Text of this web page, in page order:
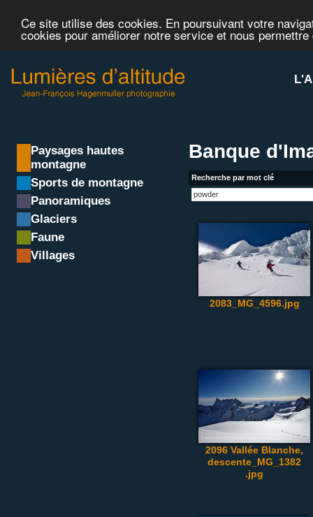
Ce site utilise des cookies. En poursuivant votre
cookies pour améliorer notre service et nous
Paysages hautes
montagne
Sports de montagne
Panoramiques
Glaciers
Faune
Villages
Banque
Recherche par mot clé
2083_MG_4596.jpg
2096 Vallée Blanche,
descente_MG_1382
.jpg